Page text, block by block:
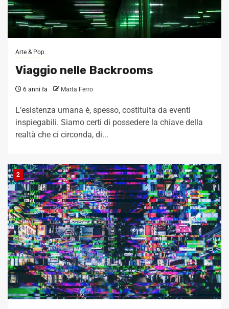
Arte & Pop
Viaggio nelle Backrooms
6 anni fa Marta Ferro
L’esistenza umana è, spesso, costituita da eventi
inspiegabili. Siamo certi di possedere la chiave della
realtà che ci circonda, di...
2